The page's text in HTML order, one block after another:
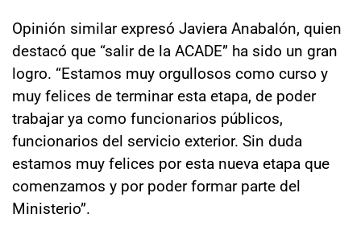
Opinión similar expresó Javiera Anabalón, quien
destacó que “salir de la ACADE” ha sido un gran
logro. “Estamos muy orgullosos como curso y
muy felices de terminar esta etapa, de poder
trabajar ya como funcionarios públicos,
funcionarios del servicio exterior. Sin duda
estamos muy felices por esta nueva etapa que
comenzamos y por poder formar parte del
Ministerio”.